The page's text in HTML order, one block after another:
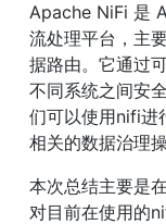
Apache NiFi 是
流处理平台，主
据路由。它通过
不同系统之间安
们可以使用nifi进
相关的数据治理操
本次总结主要是
对目前在使用的